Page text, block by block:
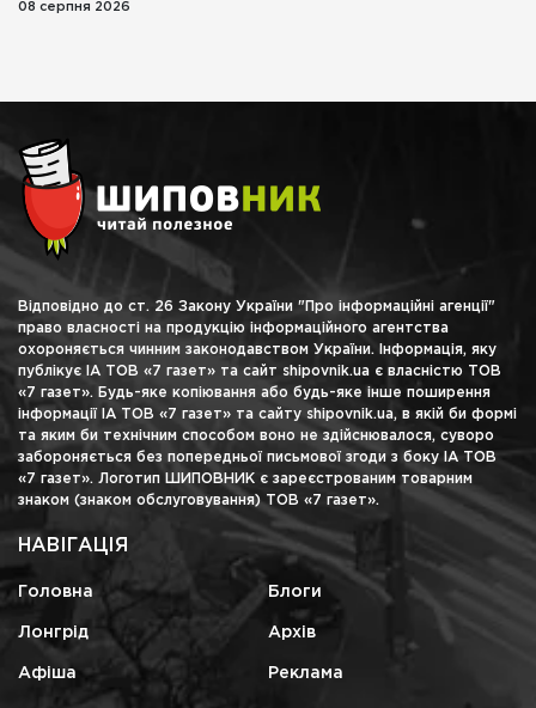
08 серпня 2026
Відповідно до ст. 26 Закону України "Про інформаційні агенції"
право власності на продукцію інформаційного агентства
охороняється чинним законодавством України. Інформація, яку
публікує ІА ТОВ «7 газет» та сайт shipovnik.ua є власністю ТОВ
«7 газет». Будь-яке копіювання або будь-яке інше поширення
інформації ІА ТОВ «7 газет» та сайту shipovnik.ua, в якій би формі
та яким би технічним способом воно не здійснювалося, суворо
забороняється без попередньої письмової згоди з боку ІА ТОВ
«7 газет». Логотип ШИПОВНИК є зареєстрованим товарним
знаком (знаком обслуговування) ТОВ «7 газет».
НАВІГАЦІЯ
Головна Блоги
Лонгрід Архів
Афіша Реклама